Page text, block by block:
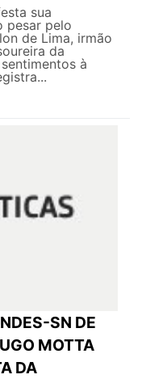
sua
pesar pelo
de Lima, irmão
da
à
SN DE
MOTTA
DA